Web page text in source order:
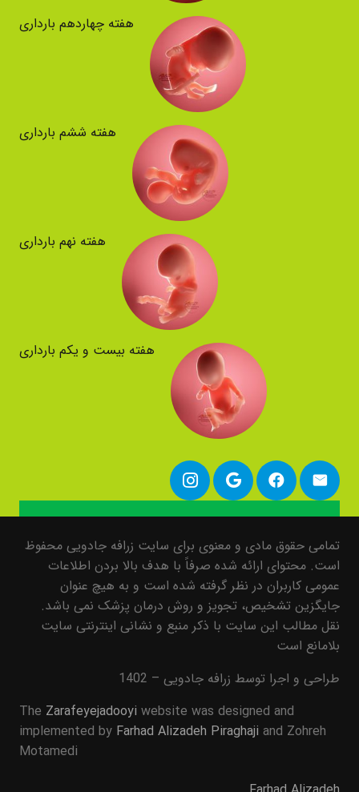
هفته چهاردهم بارداری
هفته ششم بارداری
هفته نهم بارداری
هفته بیست و یکم بارداری
تمامی حقوق مادی و معنوی برای سایت زرافه جادویی محفوظ
است. محتوای ارائه شده صرفاً با هدف بالا بردن اطلاعات
عمومی کاربران در نظر گرفته شده است و به هیچ عنوان
جایگزین تشخیص، تجویز و روش درمان پزشک نمی باشد.
نقل مطالب این سایت با ذکر منبع و نشانی اینترنتی سایت
بلامانع است
طراحی و اجرا توسط زرافه جادویی – 1402
The Zarafeyejadooyi website was designed and
implemented by Farhad Alizadeh Piraghaji and Zohreh
Motamedi